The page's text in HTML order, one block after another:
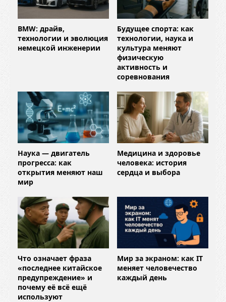
BMW: драйв,
технологии и эволюция
немецкой инженерии
Будущее спорта: как
технологии, наука и
культура меняют
физическую
активность и
соревнования
Наука — двигатель
прогресса: как
открытия меняют наш
мир
Медицина и здоровье
человека: история
сердца и выбора
Что означает фраза
«последнее китайское
предупреждение» и
почему её всё ещё
используют
Мир за экраном: как IT
меняет человечество
каждый день